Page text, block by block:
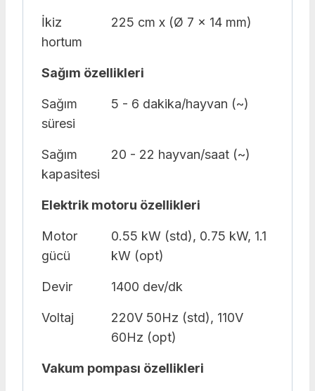
İkiz
hortum
225 cm x (Ø 7 x 14 mm)
Sağım özellikleri
Sağım
süresi
5 - 6 dakika/hayvan (~)
Sağım
kapasitesi
20 - 22 hayvan/saat (~)
Elektrik motoru özellikleri
Motor
gücü
0.55 kW (std), 0.75 kW, 1.1
kW (opt)
Devir 1400 dev/dk
Voltaj
220V 50Hz (std), 110V
60Hz (opt)
Vakum pompası özellikleri